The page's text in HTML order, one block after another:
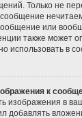
Только не
сообщение
или
также может
использовать в
к
изображения в
добавлять